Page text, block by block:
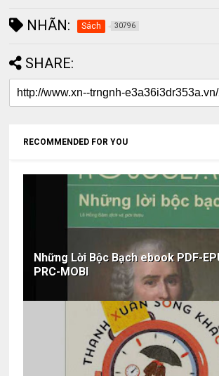
NHÃN: Sách 30796
SHARE:
RECOMMENDED FOR YOU
Những Lời Bộc Bạch ebook PDF-
PRC-MOBI